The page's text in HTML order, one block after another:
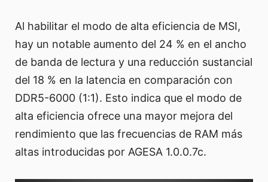
Al habilitar el modo de alta eficiencia de MSI,
hay un notable aumento del 24 % en el ancho
de banda de lectura y una reducción sustancial
del 18 % en la latencia en comparación con
DDR5-6000 (1:1). Esto indica que el modo de
alta eficiencia ofrece una mayor mejora del
rendimiento que las frecuencias de RAM más
altas introducidas por AGESA 1.0.0.7c.